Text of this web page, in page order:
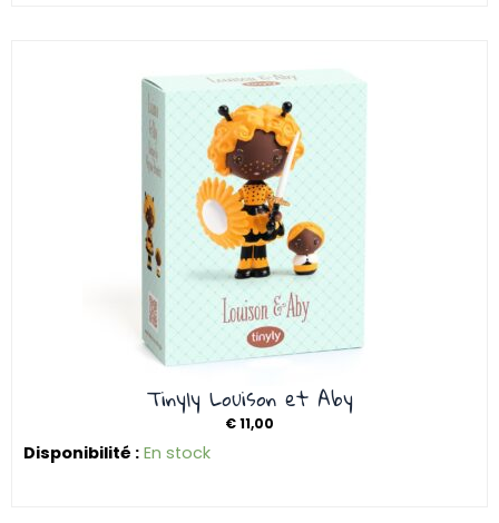
Tinyly Louison et Aby
€11,00
Disponibilité : En stock